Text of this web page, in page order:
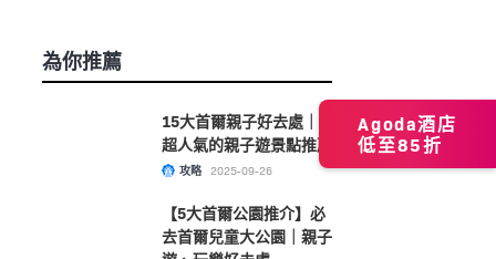
為你推薦
15大首爾親子好去處｜
超人氣的親子遊景點推薦
攻略 2025-09-26
【5大首爾公園推介】必
去首爾兒童大公園｜親子
Agoda酒店
低至85折